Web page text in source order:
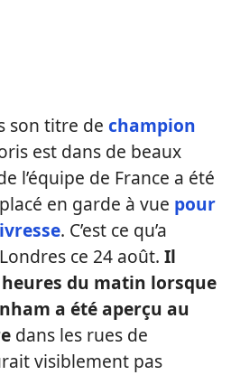
son titre de champion
est dans de beaux
l’équipe de France a été
en garde à vue pour
. C’est ce qu’a
ce 24 août. Il
du matin lorsque
a été aperçu au
dans les rues de
visiblement pas